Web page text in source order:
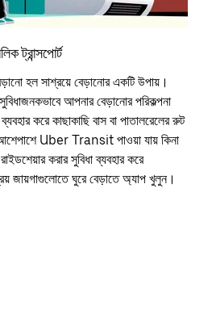
ট্রান্সপোর্ট
হল সাশ্রয়ে বেড়ানোর একটি উপায়।
আপনার বেড়ানোর পরিকল্পনা
করে কাছাকাছি বাস বা পাতালরেলের রুট
Uber Transit পাওয়া যায় কিনা
করার সুবিধা ব্যবহার করে
জায়গাগুলোতে ঘুরে বেড়াতে অ্যাপ খুলুন।